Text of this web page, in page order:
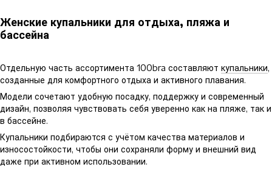
Женские купальники для отдыха, пляжа и
бассейна
Отдельную часть ассортимента 100bra составляют купальники,
созданные для комфортного отдыха и активного плавания.
Модели сочетают удобную посадку, поддержку и современный
дизайн, позволяя чувствовать себя уверенно как на пляже, так и
в бассейне.
Купальники подбираются с учётом качества материалов и
износостойкости, чтобы они сохраняли форму и внешний вид
даже при активном использовании.